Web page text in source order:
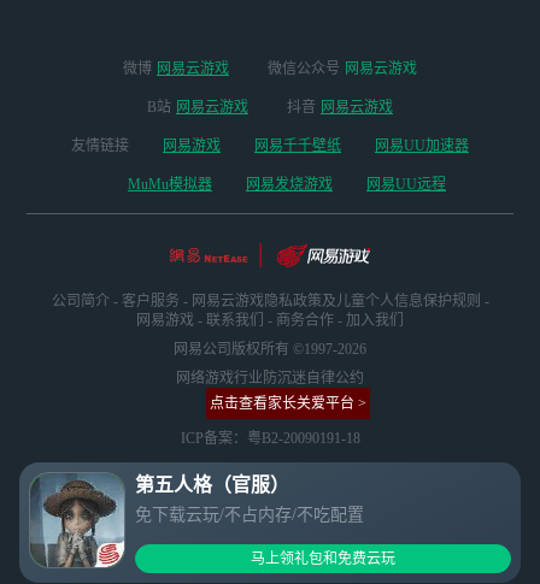
第五人格（官服）
免下载云玩/不占内存/不吃配置
马上领礼包和免费云玩
微博 网易云游戏 微信公众号 网易云游戏
B站 网易云游戏 抖音 网易云游戏
友情链接 网易游戏 网易千千壁纸 网易UU加速器
MuMu模拟器 网易发烧游戏 网易UU远程
公司简介 - 客户服务 - 网易云游戏隐私政策及儿童个人信息保护规则 -
网易游戏 - 联系我们 - 商务合作 - 加入我们
网易公司版权所有 ©1997-2026
网络游戏行业防沉迷自律公约
点击查看家长关爱平台 >
ICP备案：粤B2-20090191-18